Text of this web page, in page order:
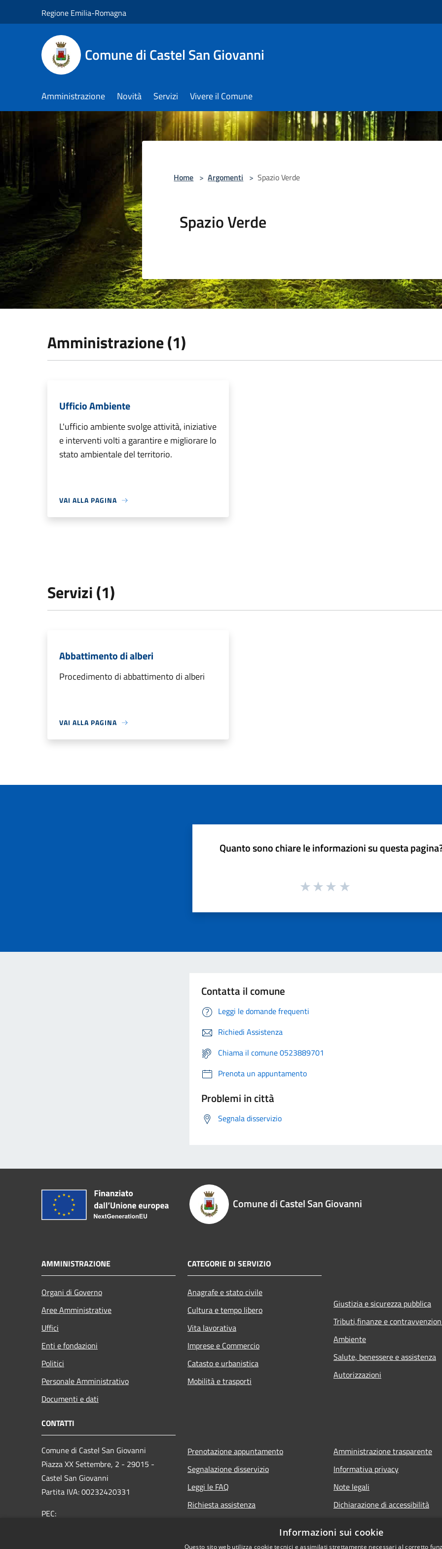
Regione Emilia-Romagna
Comune di Castel San Giovanni
Amministrazione Novità Servizi Vivere il Comune
Home > Argomenti > Spazio Verde
Spazio Verde
Amministrazione (1)
Ufficio Ambiente
L'ufficio ambiente svolge attività, iniziative
e interventi volti a garantire e migliorare lo
stato ambientale del territorio.
VAI ALLA PAGINA
Servizi (1)
Abbattimento di alberi
Procedimento di abbattimento di alberi
VAI ALLA PAGINA
Quanto sono chiare le informazioni su questa
Contatta il comune
Leggi le domande frequenti
Richiedi Assistenza
Chiama il comune 0523889701
Prenota un appuntamento
Problemi in città
Segnala disservizio
Comune di Castel San Giovanni
AMMINISTRAZIONE
Organi di Governo
Aree Amministrative
Uffici
Enti e fondazioni
Politici
Personale Amministrativo
Documenti e dati
CATEGORIE DI SERVIZIO
Anagrafe e stato civile
Cultura e tempo libero
Vita lavorativa
Imprese e Commercio
Catasto e urbanistica
Mobilità e trasporti
Giustizia e sicurezza pubblica
Tributi,finanze e
Ambiente
Salute, benessere e assistenza
Autorizzazioni
CONTATTI
Comune di Castel San Giovanni
Piazza XX Settembre, 2 - 29015 -
Castel San Giovanni
Partita IVA: 00232420331
PEC:
Prenotazione appuntamento
Segnalazione disservizio
Leggi le FAQ
Richiesta assistenza
Amministrazione trasparente
Informativa privacy
Note legali
Dichiarazione di accessibilità
Informazioni sui cookie
Questo sito web utilizza cookie tecnici e assimilati strettamente necessari al corretto